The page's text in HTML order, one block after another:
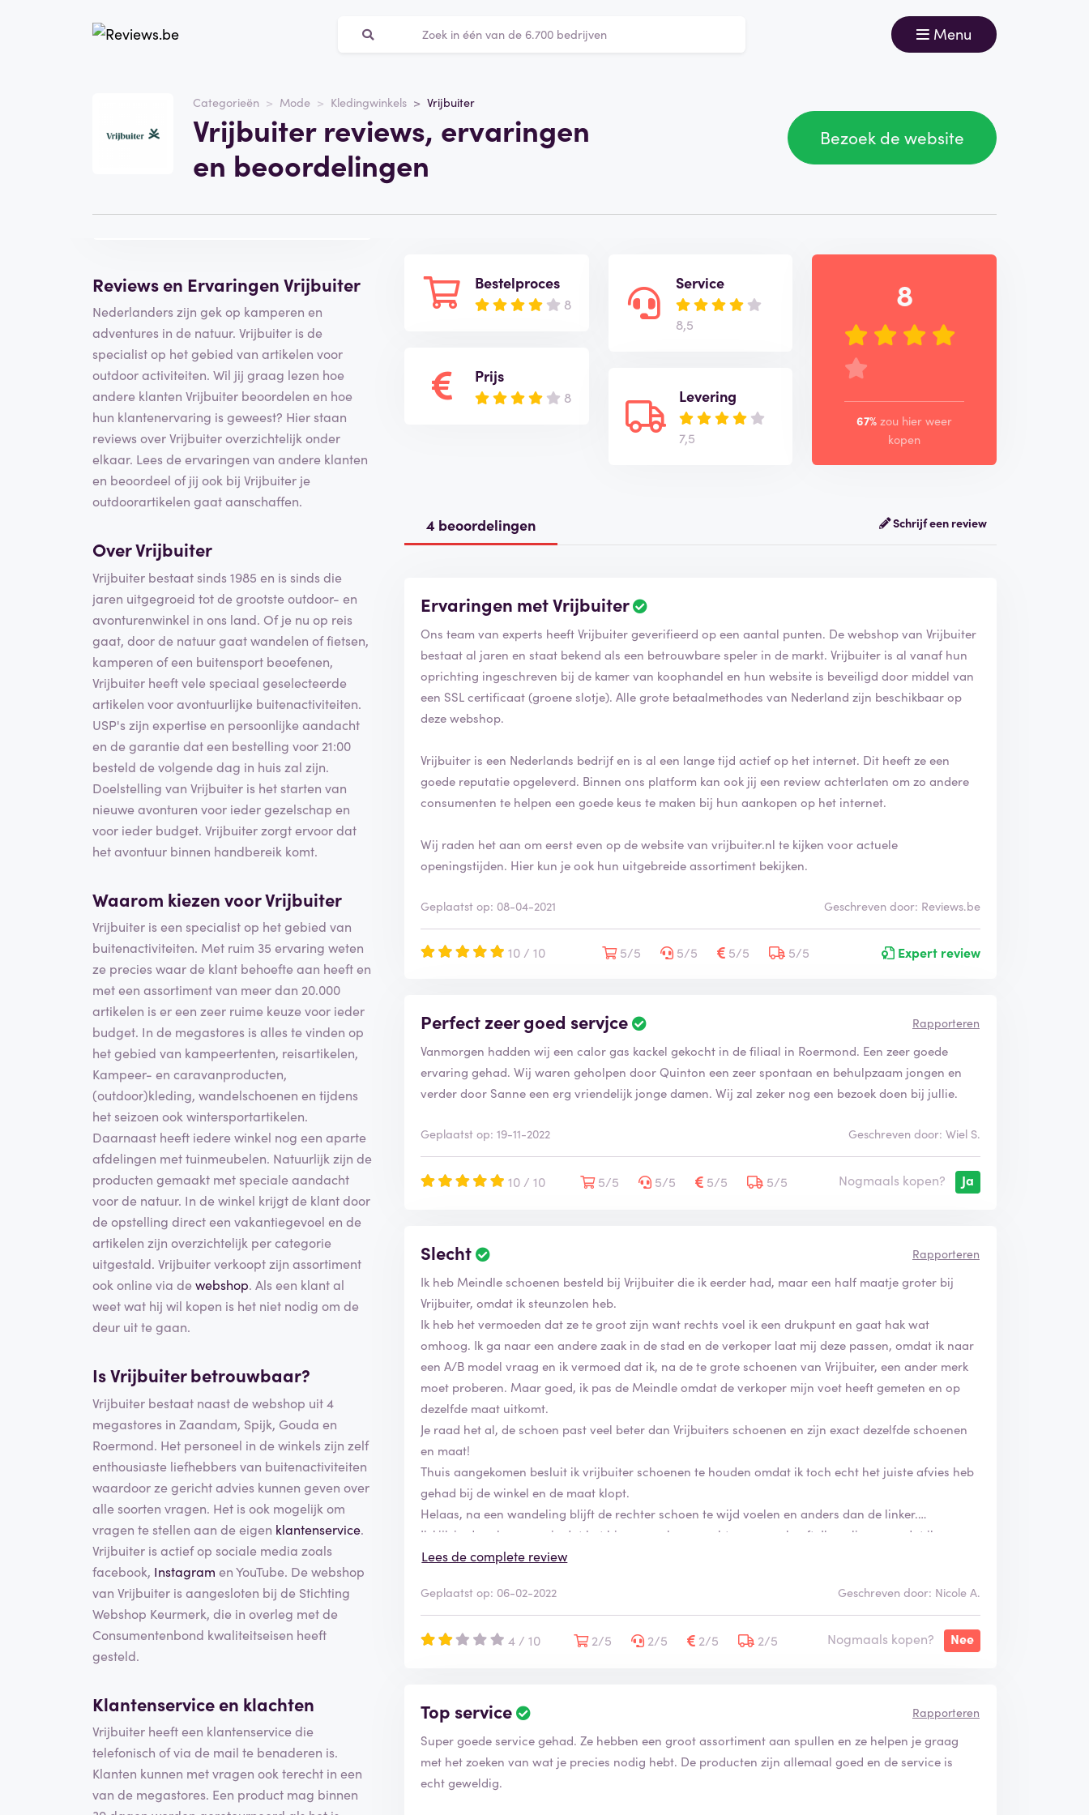
Menu
Categorieën Mode Kledingwinkels Vrijbuiter
Vrijbuiter reviews, ervaringen
en beoordelingen
Bezoek de website
vrijbuiter.nl
Categorie
Mode
Reviews en Ervaringen Vrijbuiter
Nederlanders zijn gek op kamperen en
adventures in de natuur. Vrijbuiter is de
specialist op het gebied van artikelen voor
outdoor activiteiten. Wil jij graag lezen hoe
andere klanten Vrijbuiter beoordelen en hoe
hun klantenervaring is geweest? Hier staan
reviews over Vrijbuiter overzichtelijk onder
elkaar. Lees de ervaringen van andere klanten
en beoordeel of jij ook bij Vrijbuiter je
outdoorartikelen gaat aanschaffen.
Over Vrijbuiter
Vrijbuiter bestaat sinds 1985 en is sinds die
jaren uitgegroeid tot de grootste outdoor- en
avonturenwinkel in ons land. Of je nu op reis
gaat, door de natuur gaat wandelen of fietsen,
kamperen of een buitensport beoefenen,
Vrijbuiter heeft vele speciaal geselecteerde
artikelen voor avontuurlijke buitenactiviteiten.
USP's zijn expertise en persoonlijke aandacht
en de garantie dat een bestelling voor 21:00
besteld de volgende dag in huis zal zijn.
Doelstelling van Vrijbuiter is het starten van
nieuwe avonturen voor ieder gezelschap en
voor ieder budget. Vrijbuiter zorgt ervoor dat
het avontuur binnen handbereik komt.
Waarom kiezen voor Vrijbuiter
Vrijbuiter is een specialist op het gebied van
buitenactiviteiten. Met ruim 35 ervaring weten
ze precies waar de klant behoefte aan heeft en
met een assortiment van meer dan 20.000
artikelen is er een zeer ruime keuze voor ieder
budget. In de megastores is alles te vinden op
het gebied van kampeertenten, reisartikelen,
Kampeer- en caravanproducten,
(outdoor)kleding, wandelschoenen en tijdens
het seizoen ook wintersportartikelen.
Daarnaast heeft iedere winkel nog een aparte
afdelingen met tuinmeubelen. Natuurlijk zijn de
producten gemaakt met speciale aandacht
voor de natuur. In de winkel krijgt de klant door
de opstelling direct een vakantiegevoel en de
artikelen zijn overzichtelijk per categorie
uitgestald. Vrijbuiter verkoopt zijn assortiment
ook online via dewebshop. Als een klant al
weet wat hij wil kopen is het niet nodig om de
deur uit te gaan.
Is Vrijbuiter betrouwbaar?
Vrijbuiter bestaat naast de webshop uit 4
megastores in Zaandam, Spijk, Gouda en
Roermond. Het personeel in de winkels zijn zelf
enthousiaste liefhebbers van buitenactiviteiten
waardoor ze gericht advies kunnen geven over
alle soorten vragen. Het is ook mogelijk om
vragen te stellen aan de eigen klantenservice.
Vrijbuiter is actief op sociale media zoals
facebook, Instagram en YouTube. De webshop
van Vrijbuiter is aangesloten bij de Stichting
Webshop Keurmerk, die in overleg met de
Consumentenbond kwaliteitseisen heeft
gesteld.
Klantenservice en klachten
Vrijbuiter heeft een klantenservice die
telefonisch of via de mail te benaderen is.
Klanten kunnen met vragen ook terecht in een
van de megastores. Een product mag binnen
Bestelproces
8
Prijs
8
Service
8,5
Levering
7,5
8
67% zou hier weer
kopen
4 beoordelingen Schrijf een review
Ervaringen met Vrijbuiter
B
o
o
d
e
n
g
i
s
e
v
e
f
Ons team van experts heeft Vrijbuiter geverifieerd op een aantal punten. De webshop van Vrijbuiter
bestaat al jaren en staat bekend als een betrouwbare speler in de markt. Vrijbuiter is al vanaf hun
oprichting ingeschreven bij de kamer van koophandel en hun website is beveiligd door middel van
een SSL certificaat (groene slotje). Alle grote betaalmethodes van Nederland zijn beschikbaar op
deze webshop.
Vrijbuiter is een Nederlands bedrijf en is al een lange tijd actief op het internet. Dit heeft ze een
goede reputatie opgeleverd. Binnen ons platform kan ook jij een review achterlaten om zo andere
consumenten te helpen een goede keus te maken bij hun aankopen op het internet.
Wij raden het aan om eerst even op de website van vrijbuiter.nl te kijken voor actuele
openingstijden. Hier kun je ook hun uitgebreide assortiment bekijken.
Geplaatst op: 08-04-2021 Geschreven door: Reviews.be
10 / 10 5/5 5/5 5/5 5/5 Expert review
Perfect zeer goed servjce
B
o
o
d
i
n
g
e
i
f
i
e
e
d
Rapporteren
Vanmorgen hadden wij een calor gas kackel gekocht in de filiaal in Roermond. Een zeer goede
ervaring gehad. Wij waren geholpen door Quinton een zeer spontaan en behulpzaam jongen en
verder door Sanne een erg vriendelijk jonge damen. Wij zal zeker nog een bezoek doen bij jullie.
Geplaatst op: 19-11-2022 Geschreven door: Wiel S.
10 / 10 5/5 5/5 5/5 5/5 Nogmaals kopen? Ja
Slecht
B
o
o
d
e
l
i
n
g
i
g
e
e
i
i
r
Rapporteren
Ik heb Meindle schoenen besteld bij Vrijbuiter die ik eerder had, maar een half maatje groter bij
Vrijbuiter, omdat ik steunzolen heb.
Ik heb het vermoeden dat ze te groot zijn want rechts voel ik een drukpunt en gaat hak wat
omhoog. Ik ga naar een andere zaak in de stad en de verkoper laat mij deze passen, omdat ik naar
een A/B model vraag en ik vermoed dat ik, na de te grote schoenen van Vrijbuiter, een ander merk
moet proberen. Maar goed, ik pas de Meindle omdat de verkoper mijn voet heeft gemeten en op
dezelfde maat uitkomt.
Je raad het al, de schoen past veel beter dan Vrijbuiters schoenen en zijn exact dezelfde schoenen
en maat!
Thuis aangekomen besluit ik vrijbuiter schoenen te houden omdat ik toch echt het juiste afvies heb
gehad bij de winkel en de maat klopt.
Helaas, na een wandeling blijft de rechter schoen te wijd voelen en anders dan de linker.
Ik kijk in de schoen en zie dat het binnenwerk van rechts vouwen heeft. Ik realiseer me dat ik
gewoon beschadigde schoenen heb gekocht en recht had op zonder porto retour. Je verwacht
een goede buitensportzaak met goed advies en betaal iets meer en laat je niet door goedkope
schoenen verleiden en verwarren over de maat waardoor je uiteindelijk verkeerd kiest en niks hebt
aan de investering van 215 euro.
Lees de complete review
Geplaatst op: 06-02-2022 Geschreven door: Nicole A.
4 / 10 2/5 2/5 2/5 2/5 Nogmaals kopen? Nee
Top service
B
o
o
Rapporteren
Super goede service gehad. Ze hebben een groot assortiment aan spullen en ze helpen je graag
met het zoeken van wat je precies nodig hebt. De producten zijn allemaal goed en de service is
echt geweldig.